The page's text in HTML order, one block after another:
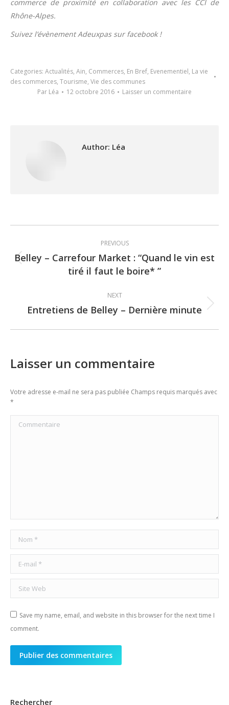
commerce de proximité en collaboration avec les CCI de
Rhône-Alpes.
Suivez l’évènement Adeuxpas sur facebook !
Categories: Actualités, Ain, Commerces, En Bref, Evenementiel, La vie
des commerces, Tourisme, Vie des communes
Par Léa 12 octobre 2016 Laisser un commentaire
Author: Léa
navigation
PREVIOUS
Previous
post:
Belley – Carrefour Market : “Quand le vin est
tiré il faut le boire* ”
NEXT
Next
Entretiens de Belley – Dernière minute
Laisser un commentaire
Votre adresse e-mail ne sera pas publiée Champs requis marqués avec
*
Commentaire
Nom *
E-mail *
Site Web
Save my name, email, and website in this browser for the next time I
comment.
Publier des commentaires
Rechercher